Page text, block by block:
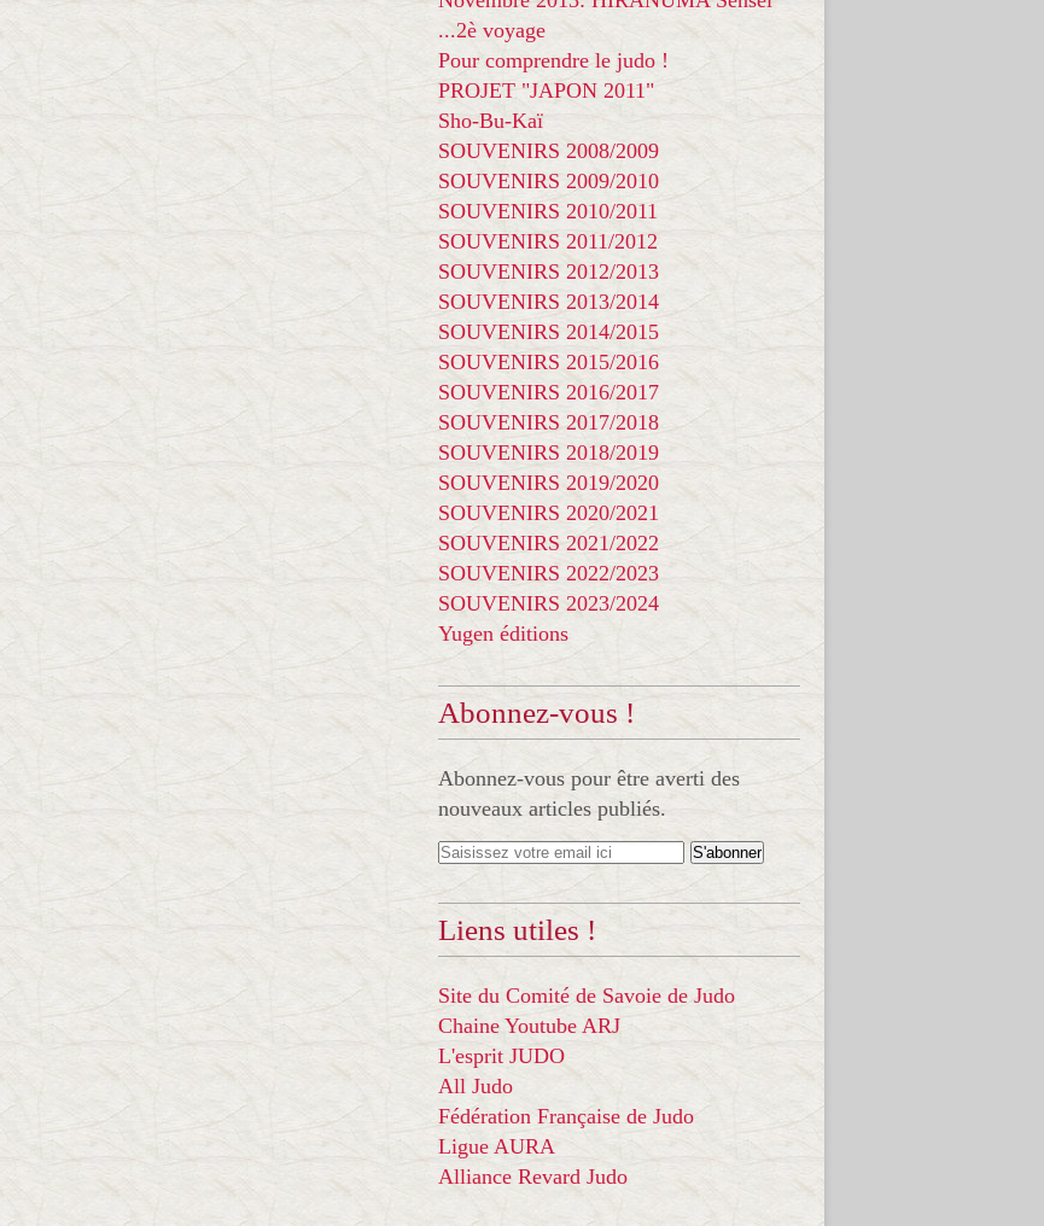
...2è voyage
Pour comprendre le judo !
PROJET "JAPON 2011"
Sho-Bu-Kaï
SOUVENIRS 2008/2009
SOUVENIRS 2009/2010
SOUVENIRS 2010/2011
SOUVENIRS 2011/2012
SOUVENIRS 2012/2013
SOUVENIRS 2013/2014
SOUVENIRS 2014/2015
SOUVENIRS 2015/2016
SOUVENIRS 2016/2017
SOUVENIRS 2017/2018
SOUVENIRS 2018/2019
SOUVENIRS 2019/2020
SOUVENIRS 2020/2021
SOUVENIRS 2021/2022
SOUVENIRS 2022/2023
SOUVENIRS 2023/2024
Yugen éditions
Abonnez-vous !
Abonnez-vous pour être averti des
nouveaux articles publiés.
Liens utiles !
Site du Comité de Savoie de Judo
Chaine Youtube ARJ
L'esprit JUDO
All Judo
Fédération Française de Judo
Ligue AURA
Alliance Revard Judo